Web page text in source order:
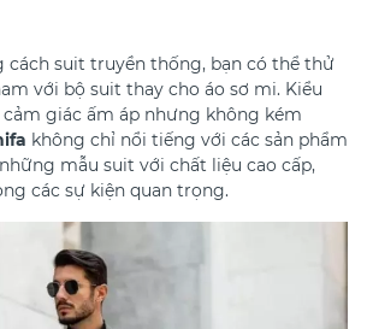
cách suit truyền thống, bạn có thể thử
với bộ suit thay cho áo sơ mi. Kiểu
giác ấm áp nhưng không kém
không chỉ nổi tiếng với các sản phẩm
mẫu suit với chất liệu cao cấp,
các sự kiện quan trọng.